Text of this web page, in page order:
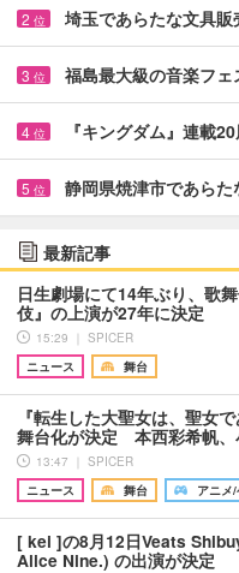
2 位 埼玉であらたな文具
3 位 福島最大級の音楽フ
4 位 『キングダム』連載
5 位 静岡県焼津市であら
最新記事
日生劇場にて14年ぶり、歌
伎』の上演が27年に決定
15:29 ｜ SPICER
ニュース
舞台
『転生した大聖女は、聖女
舞台化が決定 本西彩希帆
13:47 ｜ SPICER
ニュース
舞台 アニメ
[ kei ]の8月12日Veats
Alice Nine.) の出演が決定